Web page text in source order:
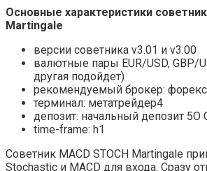
Основные характеристики
Martingale
версии советника v3.01 и v3.00
валютные пары EUR/USD, GBP/
другая подойдет)
рекомендуемый брокер:
терминал: метатрейдер4
депозит: начальный депозит
time-frame: h1
Советник MACD STOCH Martingale
Stochastic и MACD для входа. Сразу